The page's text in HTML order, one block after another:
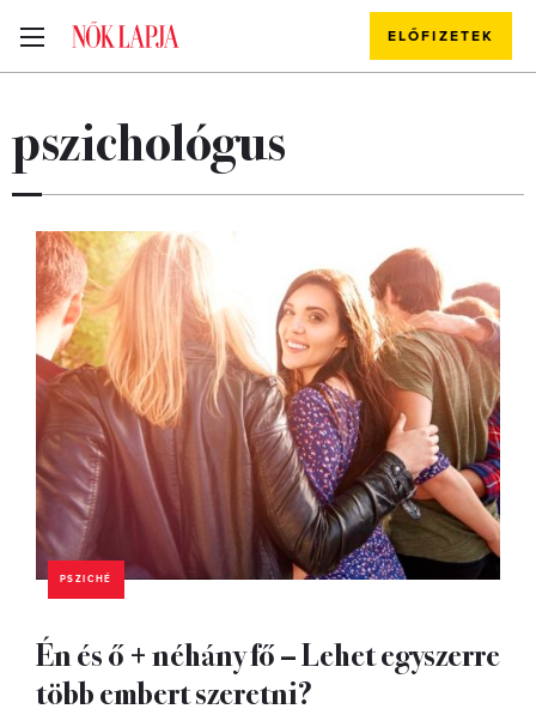
ELŐFIZETEK
pszichológus
PSZICHÉ
Én és ő + néhány fő – Lehet egyszerre
több embert szeretni?